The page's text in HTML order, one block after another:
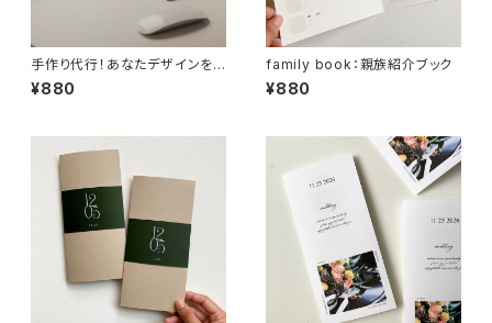
手作り代行！あなたデザインを
形に：any items♡
¥880
family book：親族紹介ブック
¥880